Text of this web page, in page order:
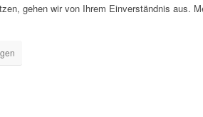
gehen wir von Ihrem Einverständnis aus.